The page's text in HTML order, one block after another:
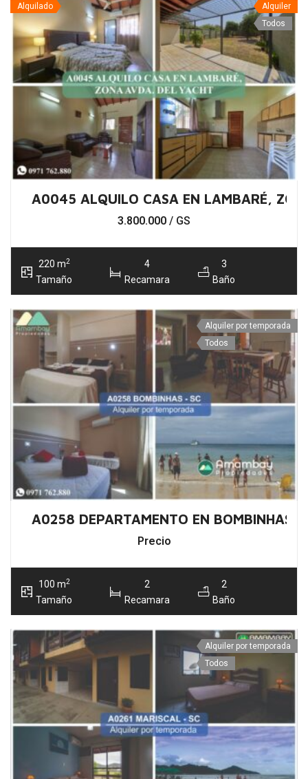
Alquilado
Alquiler
Todos
A0045 ALQUILO CASA EN LAMBARÉ,
3.800.000 / GS
220 m2
Tamaño
4
Recamara
3
Baño
Alquiler por temporada
Todos
A0258 DEPARTAMENTO EN BOMBINHAS
Precio
100 m2
Tamaño
2
Recamara
2
Baño
Alquiler por temporada
Todos